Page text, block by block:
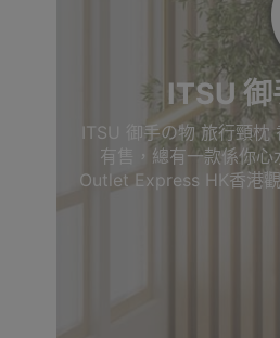
ITSU
ITSU 御手の物 旅行頸枕
有售，總有一款係你心
Outlet Express HK香港